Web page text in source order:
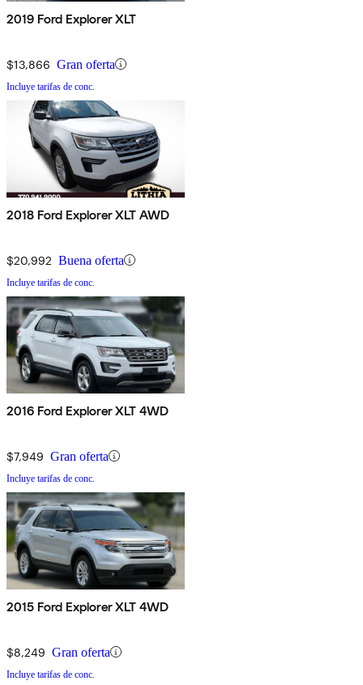
2019 Ford Explorer XLT
$13,866 Gran oferta
Incluye tarifas de conc.
2018 Ford Explorer XLT AWD
$20,992 Buena oferta
Incluye tarifas de conc.
2016 Ford Explorer XLT 4WD
$7,949 Gran oferta
Incluye tarifas de conc.
2015 Ford Explorer XLT 4WD
$8,249 Gran oferta
Incluye tarifas de conc.